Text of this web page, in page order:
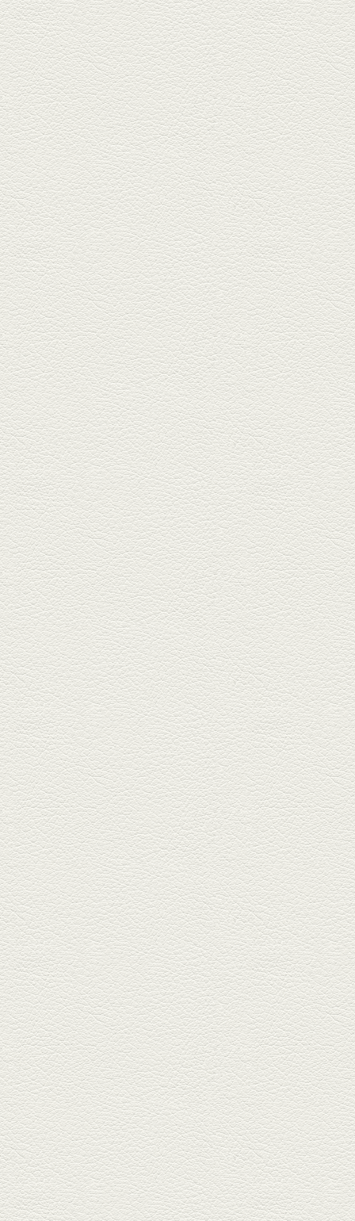
焼き餃子＆海老チリ
栄通りの路地奥、隠れ家的な店
『富富飯店 新市街酒家』へ。２
階に...
2026年1月9日放送
酢だこ＆焼ぎょうざ
健軍で人吉の有名店のぎょうざ
を！『松龍軒健軍店』で、味わ
いの刻...
2025年12月19日放送
おばんざい三種盛＆麻婆
豆腐
東区月出『中華酒場アガレヤ』
は、スパイスが効いた一味違う
中華が...
2025年11月28日放送
ごま鯛＆牛すじ大根
名店揃いの並木坂ドルハウスビ
ルに今年生まれた新たな名店、
『家庭...
2025年11月7日放送
贅沢馬刺し盛合せ＆極上
馬肉しゃぶしゃぶ
籠町通り『熊本郷土料理 酒ト肴
もなか』で熊本県産の馬肉料理
を！...
2025年10月17日放送
ヒレ焼き＆牛ひれ肉汁カ
レー
武蔵小路で人気の『ヒレ肉じゅ
んちゃん』へ。『銀ハイ』で乾
杯！ブ...
2025年9月26日放送
フォンダンエッグ＆二郎
系にんにくパスタ
北区麻生田の人気店『多酒多菜
満月』へ。『しろ』水割で乾
杯！出...
2025年9月5日放送
あくまのポテサラ＆変わ
り天ぷら盛り合わせ
武蔵小路の「たぬきと銀杏」で
自慢の「変わり天ぷら」を
「KAORU」...
2025年8月15日放送
お刺身盛り合わせ＆干物
盛りの七輪焼き
酒場通りの「食楽みかげ」は、
オーナーこだわりの魚料理が味
わえ...
2025年7月25日放送
朝ごはんプレート＆かん
ぱちのカマ(塩焼き)
並木坂では珍しい朝ごはんの店
「コルハコ」で昼飲みの刻。
「銀し...
2025年7月4日放送
生姜香る鮭とイクラの土
鍋ご飯 など
銀杏中通りにこの春オープンし
た「創作ダイニング真」へ。暑
い夏...
2025年6月13日放送
ﾊﾓの季節野菜あんかけ＆
どんぐりﾎﾟｰｸ西京焼き
西銀座通り、若き和の料理人の
名店「旬味こさか」で夏の味を
堪能...